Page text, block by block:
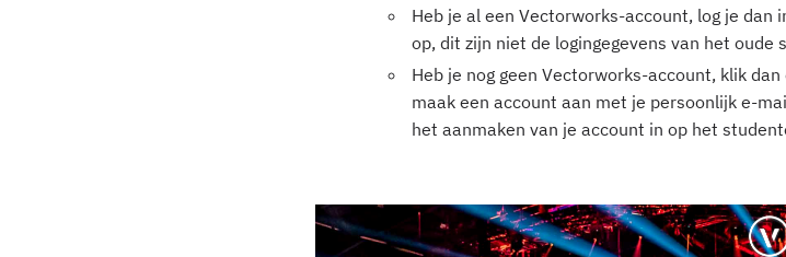
Heb je al een Vectorworks-account, log je
op, dit zijn niet de logingegevens van het oude
Heb je nog geen Vectorworks-account, klik
maak een account aan met je persoonlijk e-
het aanmaken van je account in op het